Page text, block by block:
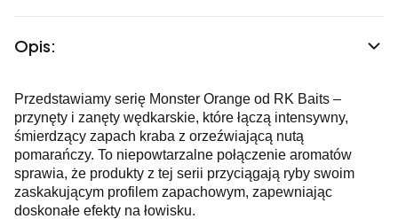
Opis:
Przedstawiamy serię Monster Orange od RK Baits –
przynęty i zanęty wędkarskie, które łączą intensywny,
śmierdzący zapach kraba z orzeźwiającą nutą
pomarańczy. To niepowtarzalne połączenie aromatów
sprawia, że produkty z tej serii przyciągają ryby swoim
zaskakującym profilem zapachowym, zapewniając
doskonałe efekty na łowisku.